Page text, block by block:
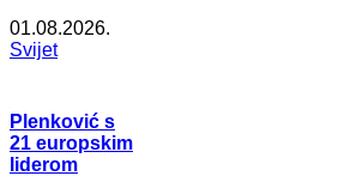
01.08.2026.
Svijet
Plenković s
21 europskim
liderom